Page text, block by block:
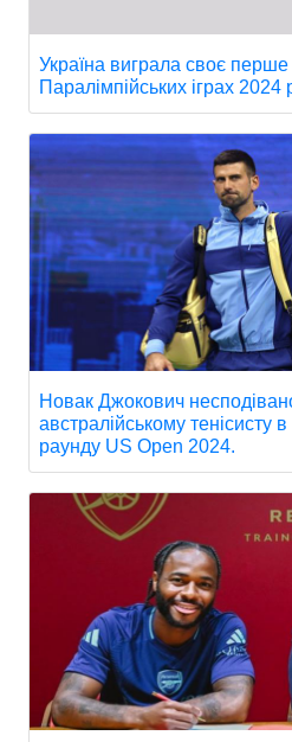
Україна виграла своє перше
Паралімпійських іграх 2024
Новак Джокович
австралійському тенісисту
раунду US Open 2024.